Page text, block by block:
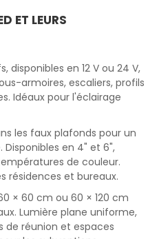
ET LEURS
disponibles en 12 V ou 24 V,
armoires, escaliers, profils
Idéaux pour l'éclairage
les faux plafonds pour un
en 4" et 6",
de couleur.
résidences et bureaux.
× 60 cm ou 60 × 120 cm
Lumière plane uniforme,
de réunion et espaces